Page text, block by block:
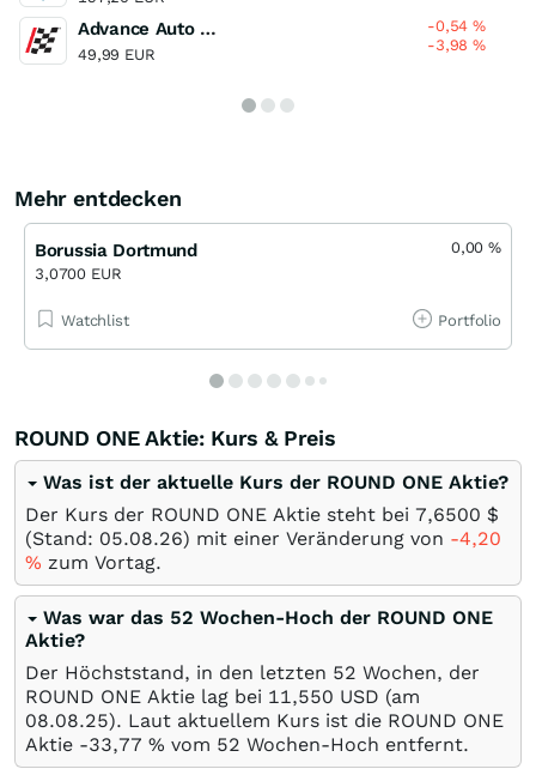
Advance Auto Parts
49,99 EUR
-0,54%
-3,98%
Mehr entdecken
Borussia Dortmund
3,0700 EUR
0,00%
Watchlist Portfolio
ROUND ONE Aktie: Kurs & Preis
Was ist der aktuelle Kurs der ROUND ONE Aktie?
Der Kurs der ROUND ONE Aktie steht bei 7,6500 $
(Stand: 05.08.26) mit einer Veränderung von -4,20
% zum Vortag.
Was war das 52 Wochen-Hoch der ROUND ONE
Aktie?
Der Höchststand, in den letzten 52 Wochen, der
ROUND ONE Aktie lag bei 11,550 USD (am
08.08.25). Laut aktuellem Kurs ist die ROUND ONE
Aktie -33,77 % vom 52 Wochen-Hoch entfernt.